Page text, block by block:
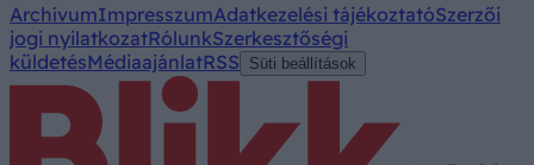
ArchívumImpresszumAdatkezelési tájékoztatóSzerzői
jogi nyilatkozatRólunkSzerkesztőségi
küldetésMédiaajánlatRSS Süti beállítások